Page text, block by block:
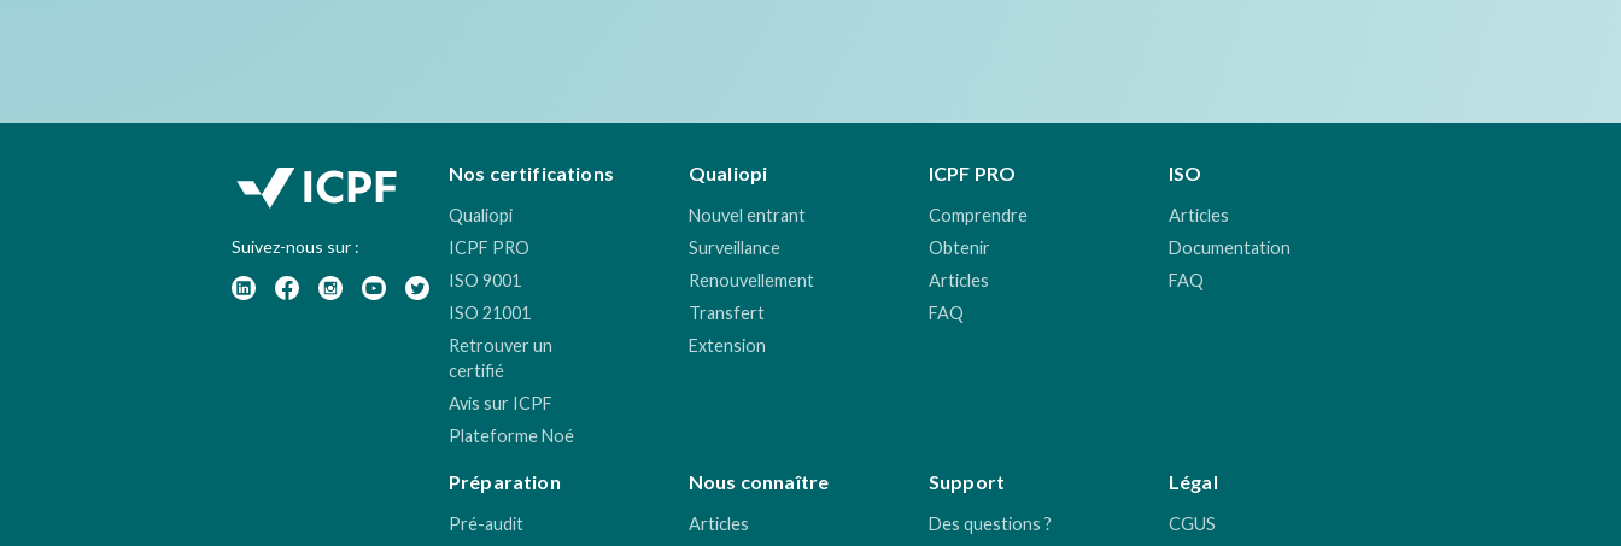
Suivez-nous sur :
Nos certifications
Qualiopi
ICPF PRO
ISO 9001
ISO 21001
Retrouver un
certifié
Avis sur ICPF
Plateforme Noé
Qualiopi
Nouvel entrant
Surveillance
Renouvellement
Transfert
Extension
ICPF PRO
Comprendre
Obtenir
Articles
FAQ
ISO
Articles
Documentation
FAQ
Préparation
Pré-audit
Nous connaître
Articles
Support
Des questions ?
Légal
CGUS